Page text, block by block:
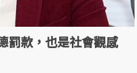
罰款，也是社會觀感